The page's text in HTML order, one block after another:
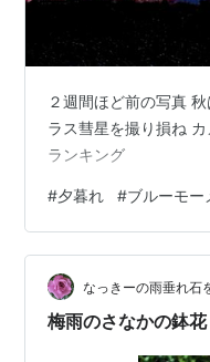
２週間ほど前の写真
ラス彗星を撮り損ね
ランキング
#夕暮れ #ブルーモー
なっきーの雨垂れ石
梅雨のさなかの鉢花